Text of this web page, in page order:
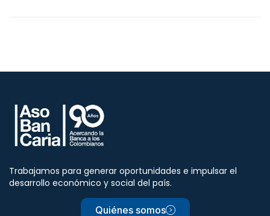
Trabajamos para generar oportunidades e impulsar el
desarrollo económico y social del país.
Quiénes somos